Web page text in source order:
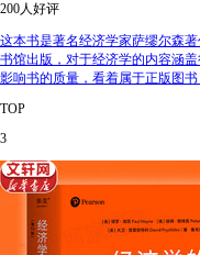
200人好评
这本书是著名经济学家萨缪尔森
书馆出版，对于经济学的内容涵
影响书的质量，看着属于正版图书
TOP
3